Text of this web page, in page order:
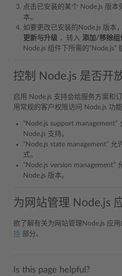
点击已安装的某个 Node.js 版本
本。
如要更改已安装的Node.js 版本
更新与升级 ，转入 添加/移除组
Node.js 组件下所需的”Node.js”
控制 Node.js 是否开
启用 Node.js 支持会给服务方案和
用常规的客户权限访问 Node.js 功能
“Node.js support management”
Node.js 支持。
“Node.js state management”
式。
“Node.js version management”
Node.js 版本。
为网站管理 Node.js
欲了解有关为网站管理Node.js 应
持 部分。
Is this page helpful?